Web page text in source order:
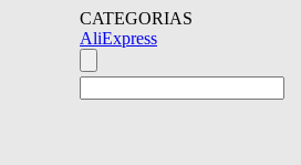
CATEGORIAS
AliExpress